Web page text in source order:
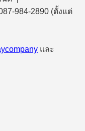
984-2890 (ตั้งแต่
และ